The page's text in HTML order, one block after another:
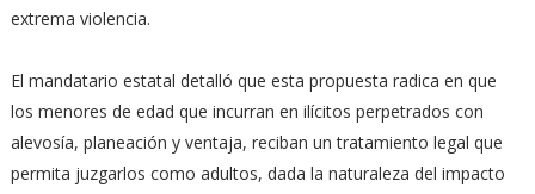
extrema violencia.
El mandatario estatal detalló que esta propuesta radica en que
los menores de edad que incurran en ilícitos perpetrados con
alevosía, planeación y ventaja, reciban un tratamiento legal que
permita juzgarlos como adultos, dada la naturaleza del impacto